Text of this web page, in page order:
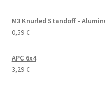
M3 Knurled Standoff -
0,59€
APC 6x4
3,29€